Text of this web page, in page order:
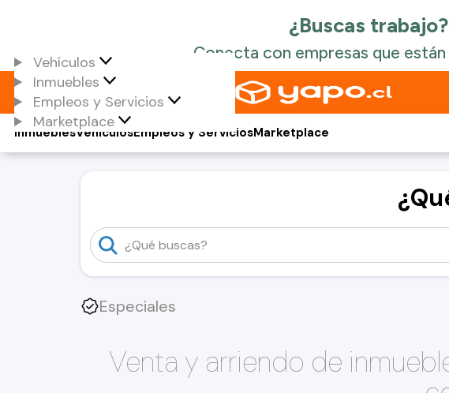
Vehículos
Inmuebles
Empleos y Servicios
Marketplace
Vehículos
Inmuebles Empleos y ServiciosMarketplace
Especiales
Venta y arriendo de